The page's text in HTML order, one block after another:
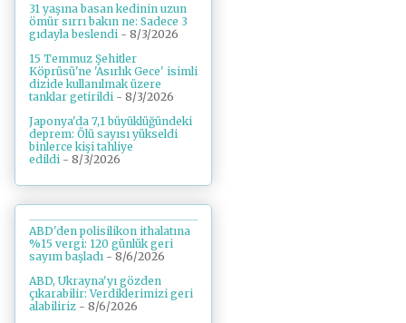
31 yaşına basan kedinin uzun
ömür sırrı bakın ne: Sadece 3
gıdayla beslendi - 8/3/2026
15 Temmuz Şehitler
Köprüsü'ne 'Asırlık Gece' isimli
dizide kullanılmak üzere
tanklar getirildi - 8/3/2026
Japonya'da 7,1 büyüklüğündeki
deprem: Ölü sayısı yükseldi
binlerce kişi tahliye
edildi - 8/3/2026
ABD'den polisilikon ithalatına
%15 vergi: 120 günlük geri
sayım başladı - 8/6/2026
ABD, Ukrayna'yı gözden
çıkarabilir: Verdiklerimizi geri
alabiliriz - 8/6/2026